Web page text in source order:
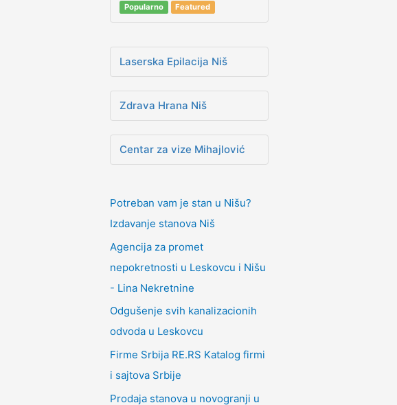
Popularno Featured
Laserska Epilacija Niš
Zdrava Hrana Niš
Centar za vize Mihajlović
Potreban vam je stan u Nišu?
Izdavanje stanova Niš
Agencija za promet
nepokretnosti u Leskovcu i Nišu
- Lina Nekretnine
Odgušenje svih kanalizacionih
odvoda u Leskovcu
Firme Srbija RE.RS Katalog firmi
i sajtova Srbije
Prodaja stanova u novogranji u